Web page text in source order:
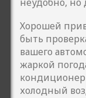
Хорошей
быть
вашего
жаркой
холодный